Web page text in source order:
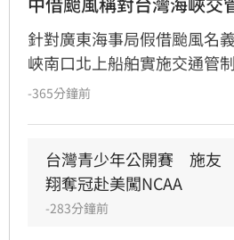
針對廣東海事局假借颱風名
峽南口北上船舶實施交通管
中國無權在台灣海峽實施交
-365分鐘前
台灣青少年公開賽　施友
翔奪冠赴美闖NCAA
-283分鐘前